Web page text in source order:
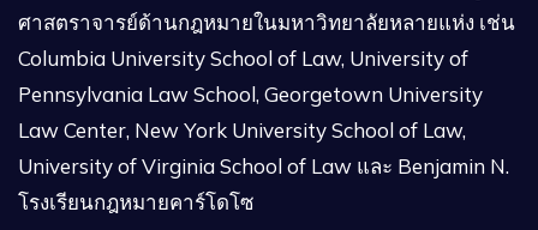
ศาสตราจารย์ด้านกฎหมายในมหาวิทยาลัยหลายแห่ง เช่น
Columbia University School of Law, University of
Pennsylvania Law School, Georgetown University
Law Center, New York University School of Law,
University of Virginia School of Law และ Benjamin N.
โรงเรียนกฎหมายคาร์โดโซ